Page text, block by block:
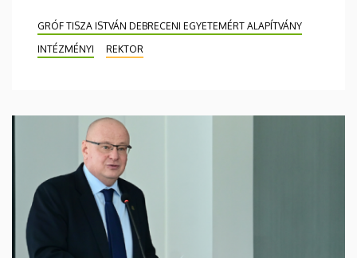
GRÓF TISZA ISTVÁN DEBRECENI EGYETEMÉRT ALAPÍTVÁNY
INTÉZMÉNYI
REKTOR